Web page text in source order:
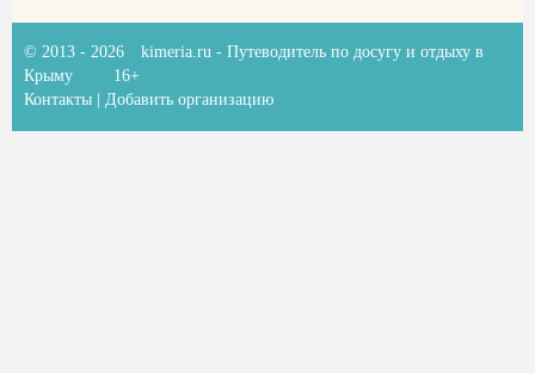
© 2013 - 2026 kimeria.ru - Путеводитель по досугу и отдыху в
Крыму
16+
Контакты
Добавить организацию